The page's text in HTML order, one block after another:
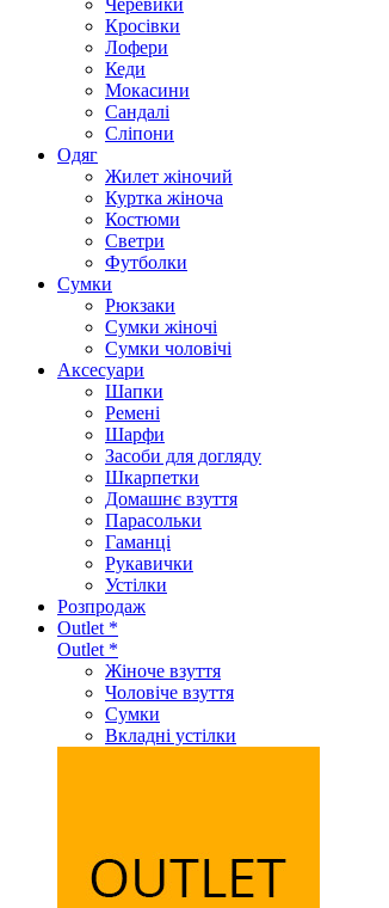
Черевики
Кросівки
Лофери
Кеди
Мокасини
Сандалі
Сліпони
Одяг
Жилет жіночий
Куртка жіноча
Костюми
Светри
Футболки
Сумки
Рюкзаки
Сумки жіночі
Сумки чоловічі
Аксеcуари
Шапки
Ремені
Шарфи
Засоби для догляду
Шкарпетки
Домашнє взуття
Парасольки
Гаманці
Рукавички
Устілки
Розпродаж
Outlet *
Outlet *
Жіноче взуття
Чоловіче взуття
Сумки
Вкладні устілки